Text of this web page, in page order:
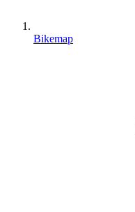
Bikemap